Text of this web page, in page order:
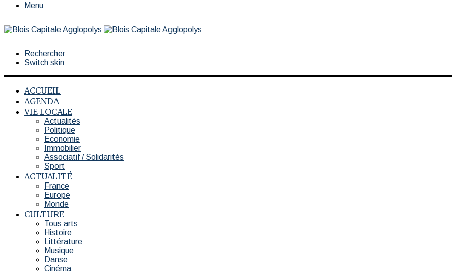
Menu
Rechercher
Switch skin
ACCUEIL
AGENDA
VIE LOCALE
Actualités
Politique
Economie
Immobilier
Associatif / Solidarités
Sport
ACTUALITÉ
France
Europe
Monde
CULTURE
Tous arts
Histoire
Littérature
Musique
Danse
Cinéma